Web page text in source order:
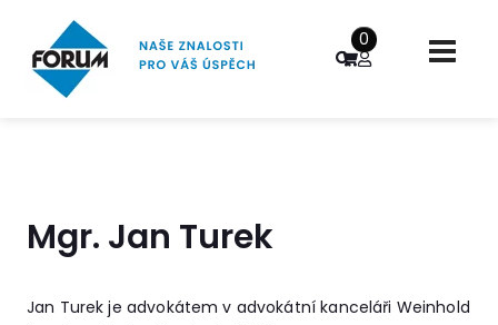
0
Mgr. Jan Turek
Jan Turek je advokátem v advokátní kanceláři Weinhold